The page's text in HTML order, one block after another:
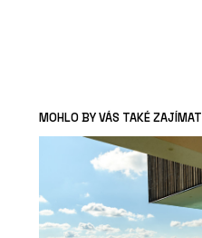
MOHLO BY VÁS TAKÉ ZAJÍMAT